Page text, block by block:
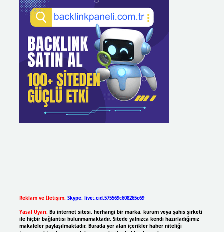
Reklam ve İletişim: Skype: live:.cid.575569c608265c69
Yasal Uyarı: Bu internet sitesi, herhangi bir marka, kurum veya şahıs şirketi
ile hiçbir bağlantısı bulunmamaktadır. Sitede yalnızca kendi hazırladığımız
makaleler paylaşılmaktadır. Burada yer alan içerikler haber niteliği